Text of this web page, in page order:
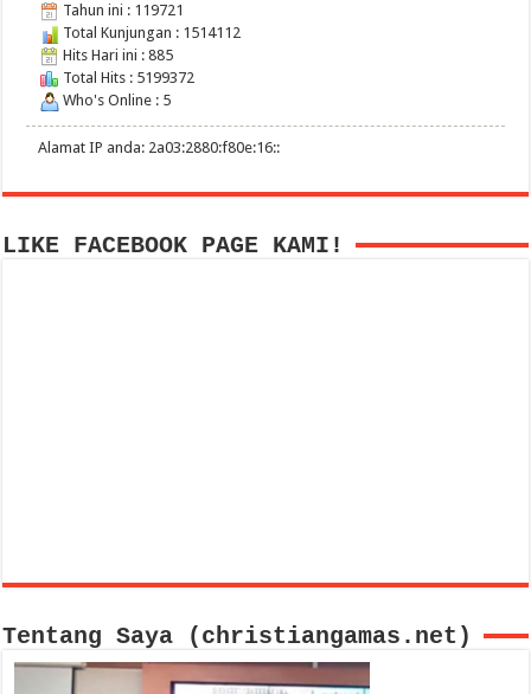
Tahun ini : 119721
Total Kunjungan : 1514112
Hits Hari ini : 885
Total Hits : 5199372
Who's Online : 5
Alamat IP anda: 2a03:2880:f80e:16::
LIKE FACEBOOK PAGE KAMI!
Tentang Saya (christiangamas.net)